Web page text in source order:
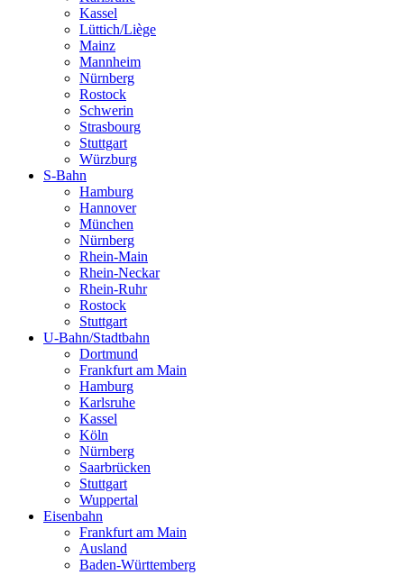
Kassel
Lüttich/Liège
Mainz
Mannheim
Nürnberg
Rostock
Schwerin
Strasbourg
Stuttgart
Würzburg
S-Bahn
Hamburg
Hannover
München
Nürnberg
Rhein-Main
Rhein-Neckar
Rhein-Ruhr
Rostock
Stuttgart
U-Bahn/Stadtbahn
Dortmund
Frankfurt am Main
Hamburg
Karlsruhe
Kassel
Köln
Nürnberg
Saarbrücken
Stuttgart
Wuppertal
Eisenbahn
Frankfurt am Main
Ausland
Baden-Württemberg